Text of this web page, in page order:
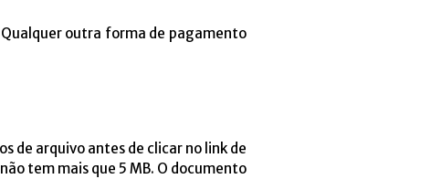
outra forma de pagamento
de arquivo antes de clicar no link de
tem mais que 5 MB. O documento